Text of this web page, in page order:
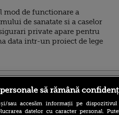
mod de functionare a
de sanatate si a caselor
private apare pentru
data intr-un proiect de lege
să rămână
sau accesăm informații pe dispozitivul
datelor cu caracter personal.